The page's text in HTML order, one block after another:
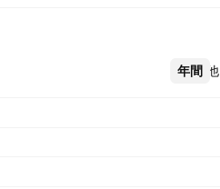
年間
その他